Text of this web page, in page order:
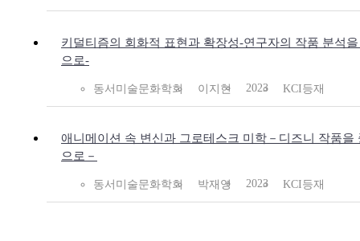
키덜티즘의 회화적 표현과 확장성-연구자의 작품 분석
으로-
동서미술문화학회 이지현 2023 KCI등재
애니메이션 속 변신과 그로테스크 미학－디즈니 작품을
으로－
동서미술문화학회 박재영 2023 KCI등재